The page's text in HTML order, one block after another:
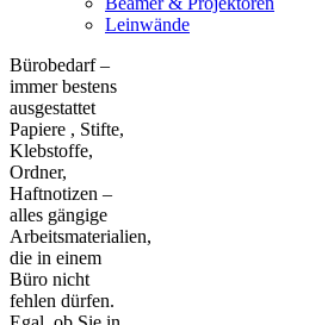
Leinwände
Bürobedarf –
immer bestens
ausgestattet
Papiere , Stifte,
Klebstoffe,
Ordner,
Haftnotizen –
alles gängige
Arbeitsmaterialien,
die in einem
Büro nicht
fehlen dürfen.